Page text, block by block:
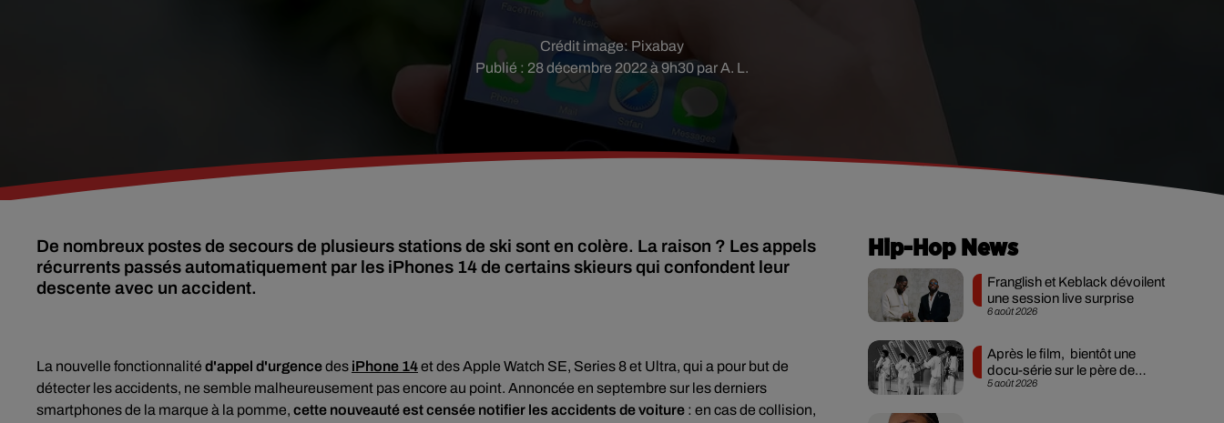
Publié : 28 décembre 2022 à 9h30 par A. L.
Crédit image: Pixabay
De nombreux postes de secours de plusieurs stations de ski sont en colère. La raison ? Les appels
récurrents passés automatiquement par les iPhones 14 de certains skieurs qui confondent leur
descente avec un accident.
La nouvelle fonctionnalité d'appel d'urgencedes iPhone 14et des Apple Watch SE, Series 8 et Ultra, qui a pour but de
détecter les accidents, ne semble malheureusement pas encore au point. Annoncée en septembre sur les derniers
smartphones de la marque à la pomme, cette nouveauté est censée notifier les accidents de voiture : en cas de collision,
Hip-Hop News
6 août 2026
Franglish et Keblack dévoilent
une session live surprise
5 août 2026
Après le film, bientôt une
docu-série sur le père de
Michael Jackson